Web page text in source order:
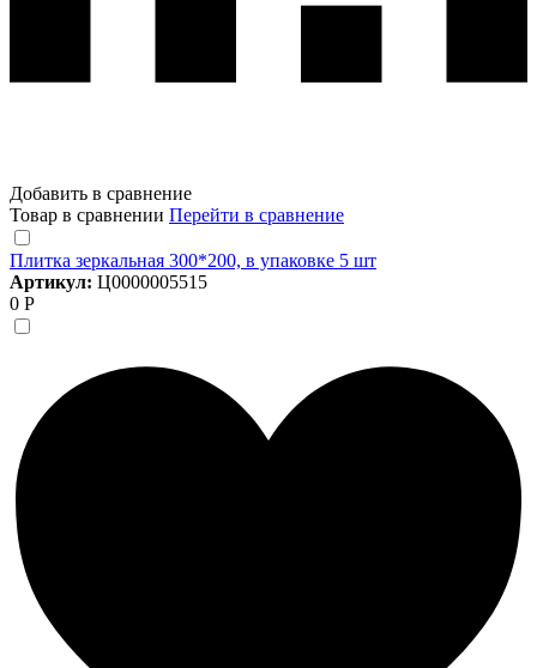
Добавить в сравнение
Товар в сравнении Перейти в сравнение
Плитка зеркальная 300*200, в упаковке 5 шт
Артикул: Ц0000005515
0 Р